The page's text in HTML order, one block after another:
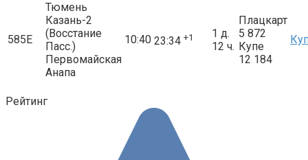
585Е
Тюмень
Казань-2
(Восстание
Пасс.)
Первомайская
Анапа
10:40 23:34 +1
1 д.
12 ч.
Плацкарт
5 872
Купе
12 184
Рейтинг